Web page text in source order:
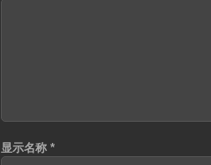
显示名称 *